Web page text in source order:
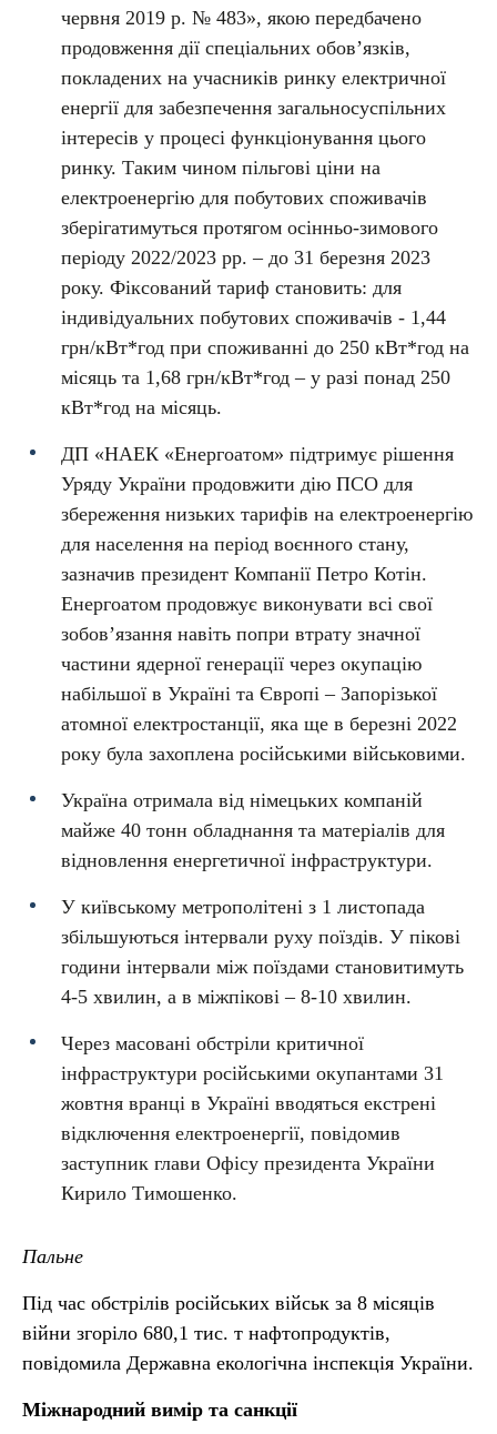
червня 2019 р. № 483», якою передбачено
продовження дії спеціальних обов’язків,
покладених на учасників ринку електричної
енергії для забезпечення загальносуспільних
інтересів у процесі функціонування цього
ринку. Таким чином пільгові ціни на
електроенергію для побутових споживачів
зберігатимуться протягом осінньо-зимового
періоду 2022/2023 рр. – до 31 березня 2023
року. Фіксований тариф становить: для
індивідуальних побутових споживачів - 1,44
грн/кВт*год при споживанні до 250 кВт*год на
місяць та 1,68 грн/кВт*год – у разі понад 250
кВт*год на місяць.
ДП «НАЕК «Енергоатом» підтримує рішення
Уряду України продовжити дію ПСО для
збереження низьких тарифів на електроенергію
для населення на період воєнного стану,
зазначив президент Компанії Петро Котін.
Енергоатом продовжує виконувати всі свої
зобов’язання навіть попри втрату значної
частини ядерної генерації через окупацію
набільшої в Україні та Європі – Запорізької
атомної електростанції, яка ще в березні 2022
року була захоплена російськими військовими.
Україна отримала від німецьких компаній
майже 40 тонн обладнання та матеріалів для
відновлення енергетичної інфраструктури.
У київському метрополітені з 1 листопада
збільшуються інтервали руху поїздів. У пікові
години інтервали між поїздами становитимуть
4-5 хвилин, а в міжпікові – 8-10 хвилин.
Через масовані обстріли критичної
інфраструктури російськими окупантами 31
жовтня вранці в Україні вводяться екстрені
відключення електроенергії, повідомив
заступник глави Офісу президента України
Кирило Тимошенко.
Пальне
Під час обстрілів російських військ за 8 місяців
війни згоріло 680,1 тис. т нафтопродуктів,
повідомила Державна екологічна інспекція України.
Міжнародний вимір та санкції